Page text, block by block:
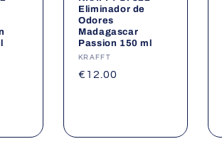
Eliminador de
Odores
Madagascar
Passion 150 ml
Fornecedor:
KRAFFT
Preço
€12.00